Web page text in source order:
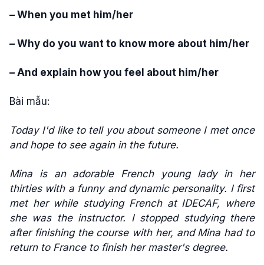
– When you met him/her
– Why do you want to know more about him/her
– And explain how you feel about him/her
Bài mẫu:
Today I'd like to tell you about someone I met once
and hope to see again in the future.
Mina is an adorable French young lady in her
thirties with a funny and dynamic personality. I first
met her while studying French at IDECAF, where
she was the instructor. I stopped studying there
after finishing the course with her, and Mina had to
return to France to finish her master's degree.